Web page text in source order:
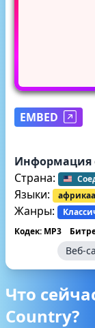
EMBED
Информация
Страна:
Языки:
Жанры:
Кодек: MP3
Веб-
Что
Country?